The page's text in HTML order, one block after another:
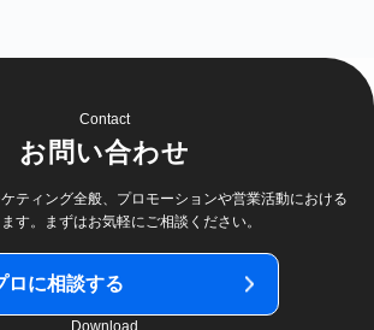
Contact
お問い合わせ
ティング全般、プロモーションや営業活動における
す。
まずはお気軽にご相談ください。
ロに相談する
Download